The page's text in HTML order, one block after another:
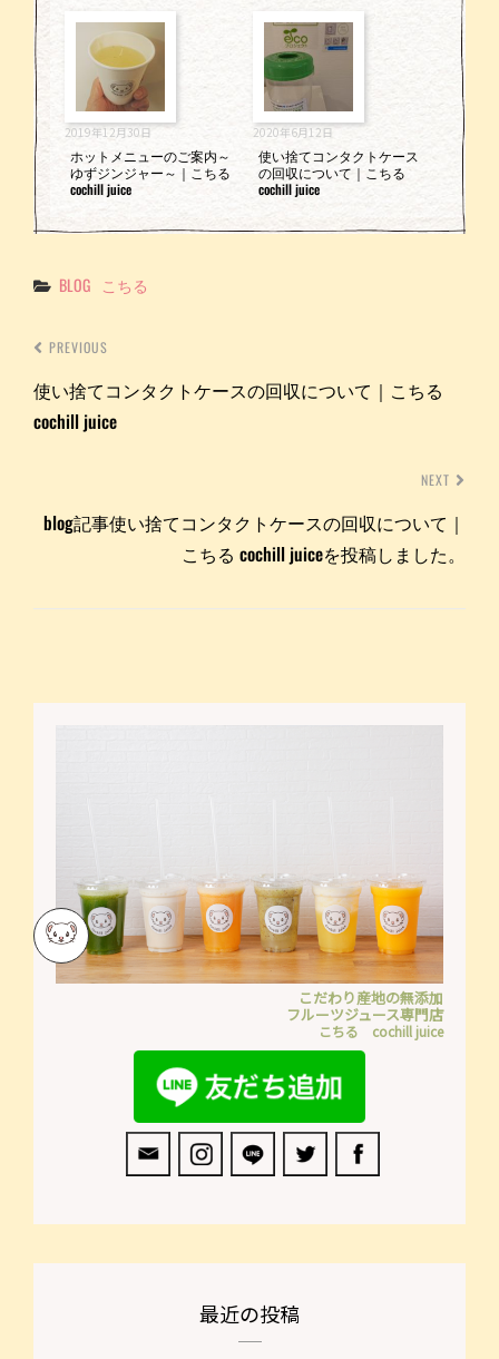
2019年12月30日
ホットメニューのご案内～
ゆずジンジャー～｜こちる
cochill juice
2020年6月12日
使い捨てコンタクトケース
の回収について｜こちる
cochill juice
Categories
BLOG こちる
PREVIOUS
使い捨てコンタクトケースの回収について｜こちる
cochill juice
NEXT
blog記事使い捨てコンタクトケースの回収について｜
こちる cochill juiceを投稿しました。
こだわり産地の無添加
フルーツジュース専門店
こちる cochill juice
最近の投稿